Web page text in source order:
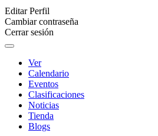
Editar Perfil
Cambiar contraseña
Cerrar sesión
Ver
Calendario
Eventos
Clasificaciones
Noticias
Tienda
Blogs